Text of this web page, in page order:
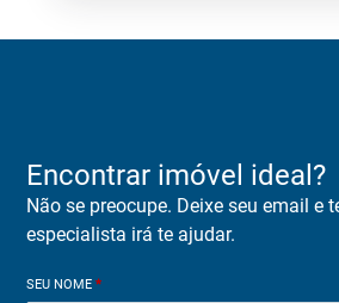
Encontrar imóvel ideal?
Não se preocupe. Deixe seu email e
especialista irá te ajudar.
SEU NOME*